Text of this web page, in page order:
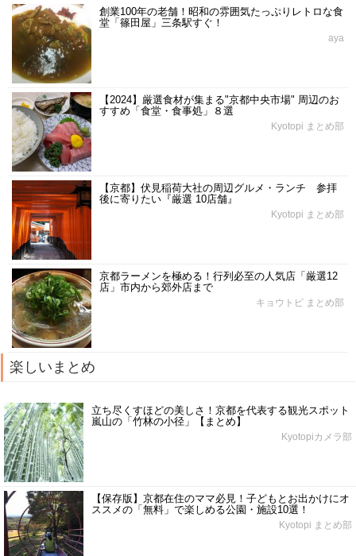
創業100年の老舗！昭和の雰囲気たっぷりレトロな食
堂「篠田屋」三条駅すぐ！
aya
【2024】厳選食材が集まる"京都中央市場" 周辺のお
すすめ「食堂・食事処」８選
Kyotopi まとめ部
【京都】伏見稲荷大社の周辺グルメ・ランチ 参拝
後に寄りたい『厳選 10店舗』
Kyotopi まとめ部
京都ラーメンを極める！行列必至の人気店「厳選12
店」市内から郊外店まで
キョウトピ まとめ部
楽しいまとめ
立ち尽くすほどの美しさ！京都を代表する観光スポット
嵐山の「竹林の小径」【まとめ】
Kyotopiカメラ部
【保存版】京都在住のママ必見！子どもとお出かけにオ
ススメの「無料」で楽しめる公園・施設10選！
Kyotopi まとめ部